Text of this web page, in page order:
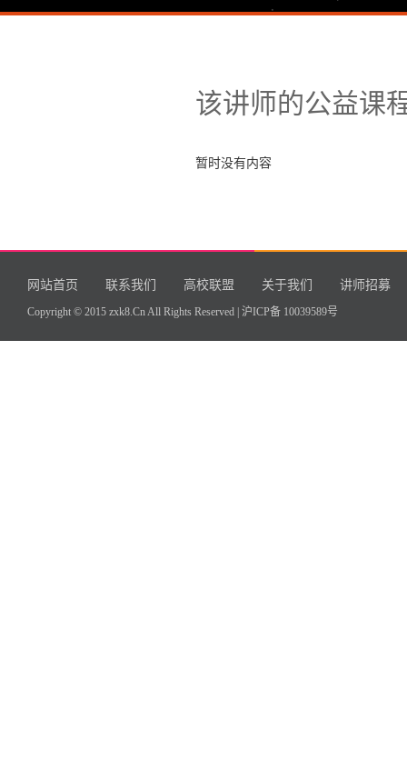
该讲师的公益课
暂时没有内容
网站首页 联系我们 高校联盟 关于我们 讲师招募
Copyright © 2015 zxk8.Cn All Rights Reserved | 沪ICP备 10039589号